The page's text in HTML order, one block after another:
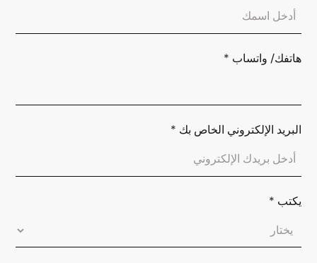
هاتفك/ واتساب *
البريد الإلكتروني الخاص بك *
يكتب *